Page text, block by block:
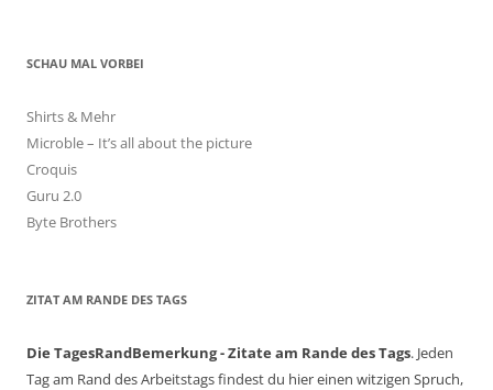
SCHAU MAL VORBEI
Shirts & Mehr
Microble – It’s all about the picture
Croquis
Guru 2.0
Byte Brothers
ZITAT AM RANDE DES TAGS
Die TagesRandBemerkung - Zitate am Rande des Tags. Jeden
Tag am Rand des Arbeitstags findest du hier einen witzigen Spruch,